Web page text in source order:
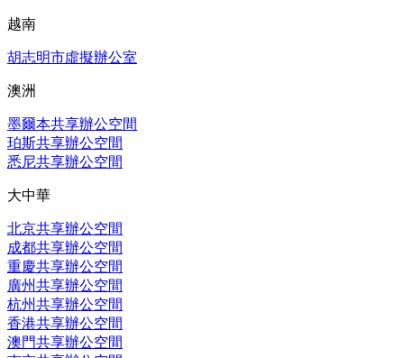
越南
胡志明市虛擬辦公室
澳洲
墨爾本共享辦公空間
珀斯共享辦公空間
悉尼共享辦公空間
大中華
北京共享辦公空間
成都共享辦公空間
重慶共享辦公空間
廣州共享辦公空間
杭州共享辦公空間
香港共享辦公空間
澳門共享辦公空間